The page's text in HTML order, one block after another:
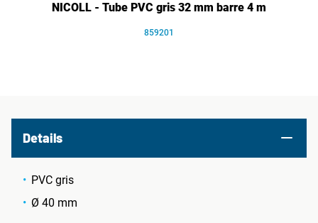
NICOLL - Tube PVC gris 32 mm barre 4 m
859201
Details
PVC gris
Ø 40 mm